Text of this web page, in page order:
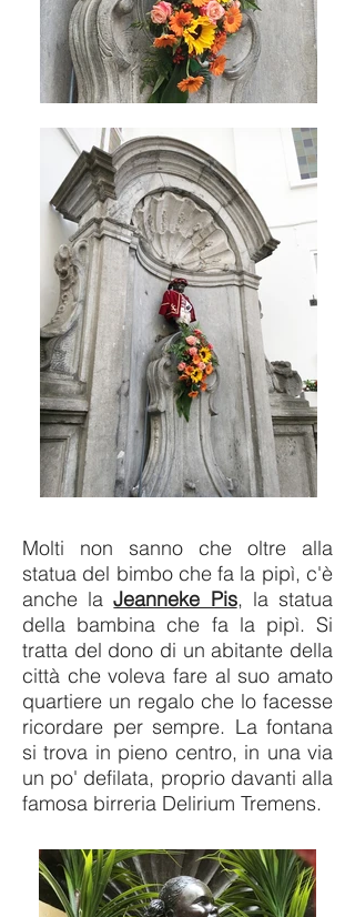
Molti non sanno che oltre alla
statua del bimbo che fa la pipì, c'è
anche laJeanneke Pis, la statua
della bambina che fa la pipì. Si
tratta del dono di un abitante della
città che voleva fare al suo amato
quartiere un regalo che lo facesse
ricordare per sempre. La fontana
si trova in pieno centro, in una via
un po' defilata, proprio davanti alla
famosa birreria Delirium Tremens.